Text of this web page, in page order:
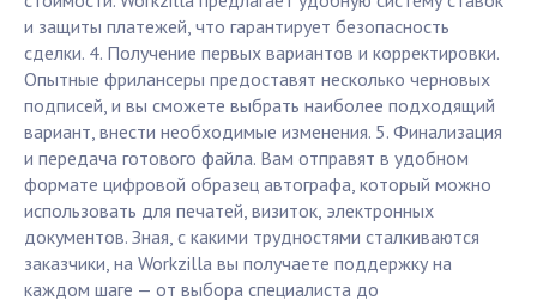
и защиты платежей, что гарантирует безопасность
сделки. 4. Получение первых вариантов и корректировки.
Опытные фрилансеры предоставят несколько черновых
подписей, и вы сможете выбрать наиболее подходящий
вариант, внести необходимые изменения. 5. Финализация
и передача готового файла. Вам отправят в удобном
формате цифровой образец автографа, который можно
использовать для печатей, визиток, электронных
документов. Зная, с какими трудностями сталкиваются
заказчики, на Workzilla вы получаете поддержку на
каждом шаге — от выбора специалиста до